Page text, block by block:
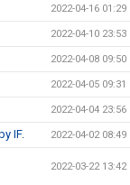
2022-04-16 01:29
2022-04-10 23:53
2022-04-08 09:50
2022-04-05 09:31
2022-04-04 23:56
IF. 2022-04-02 08:49
2022-03-22 13:42